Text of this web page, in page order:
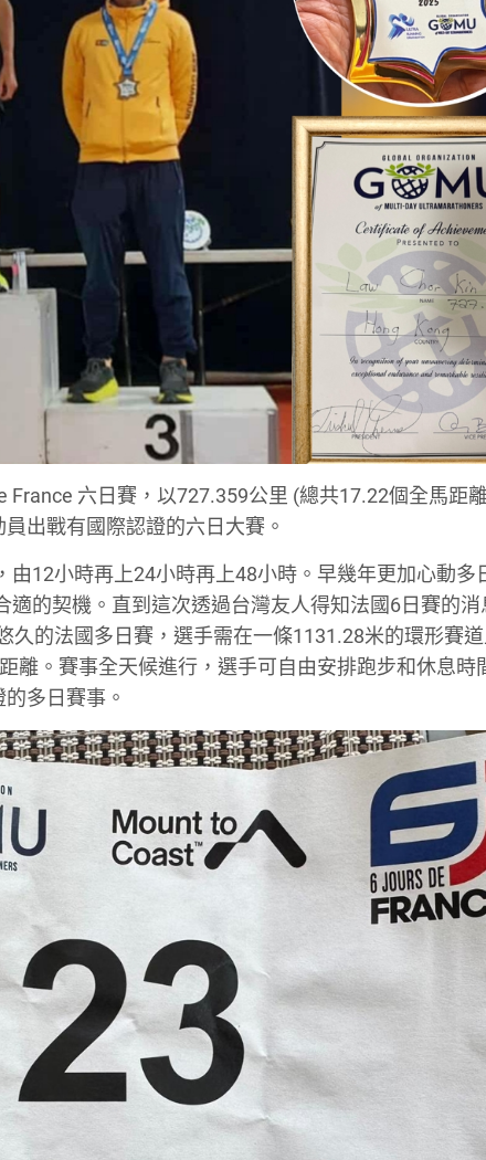
六日賽，以727.359公里 (總共17.22個全馬距
出戰有國際認證的六日大賽。
12小時再上24小時再上48小時。早幾年更加心動多
的契機。直到這次透過台灣友人得知法國6日賽的消
久的法國多日賽，選手需在一條1131.28米的環形賽
離。賽事全天候進行，選手可自由安排跑步和休息時
多日賽事。